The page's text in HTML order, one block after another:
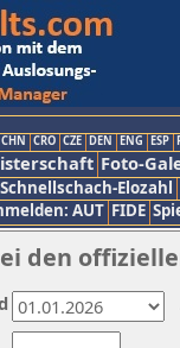
CHN CRO CZE DEN ENG ESP
Foto-
Schnellschach-Elozahl
AUT FIDE
den